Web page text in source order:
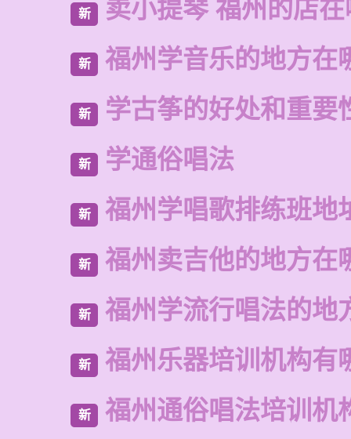
新 卖小提琴 福州的店
新 福州学音乐的地方在
新 学古筝的好处和重要
新 学通俗唱法
新 福州学唱歌排练班地
新 福州卖吉他的地方在
新 福州学流行唱法的地
新 福州乐器培训机构有
新 福州通俗唱法培训机